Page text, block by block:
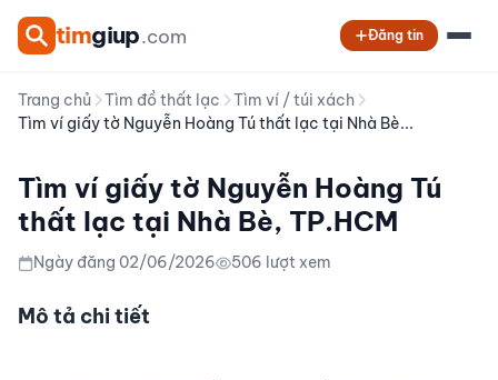
timgiup.com Đăng tin
Trang chủ Tìm đồ thất lạc
Tìm ví / túi xách
Tìm ví giấy tờ Nguyễn Hoàng Tú thất lạc tại Nhà Bè...
Tìm ví giấy tờ Nguyễn Hoàng Tú
thất lạc tại Nhà Bè, TP.HCM
Ngày đăng 02/06/2026 506 lượt xem
Mô tả chi tiết